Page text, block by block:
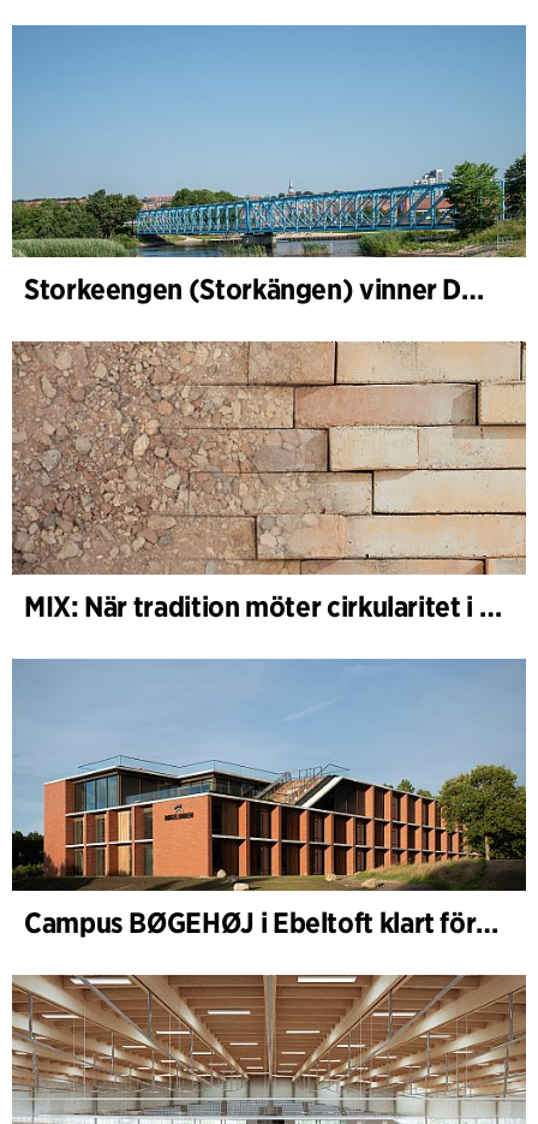
Storkeengen (Storkängen) vinner DANVAs Klimatpris 2025 och bygger vidare på ett tidigare arkitektoniskt erkännande
MIX: När tradition möter cirkularitet i arkitekturen
Campus BØGEHØJ i Ebeltoft klart för invigning: Unik träbyggnad färdigställd